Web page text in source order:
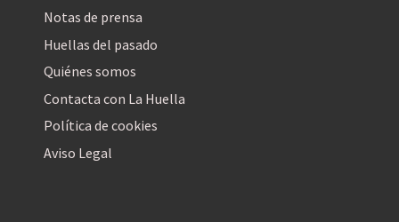
Notas de prensa
Huellas del pasado
Quiénes somos
Contacta con La Huella
Política de cookies
Aviso Legal